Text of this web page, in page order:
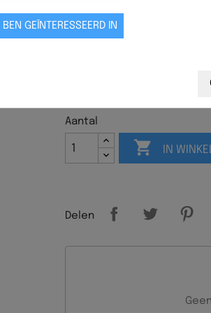
voedingsbehoeften van
voedingsrichtlijnen. De
orgaanvlees. Dit
hoogwaardige eiwitten
en vetzuren, zowel
vitaminen en mineralen.
koolhydraten voor een
Aantal
 IN
Delen